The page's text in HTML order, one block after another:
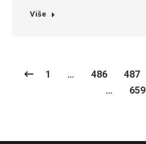
Više
1 … 486 487
…
659